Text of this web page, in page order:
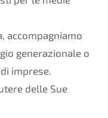
accompagniamo
generazionale o
imprese.
delle Sue